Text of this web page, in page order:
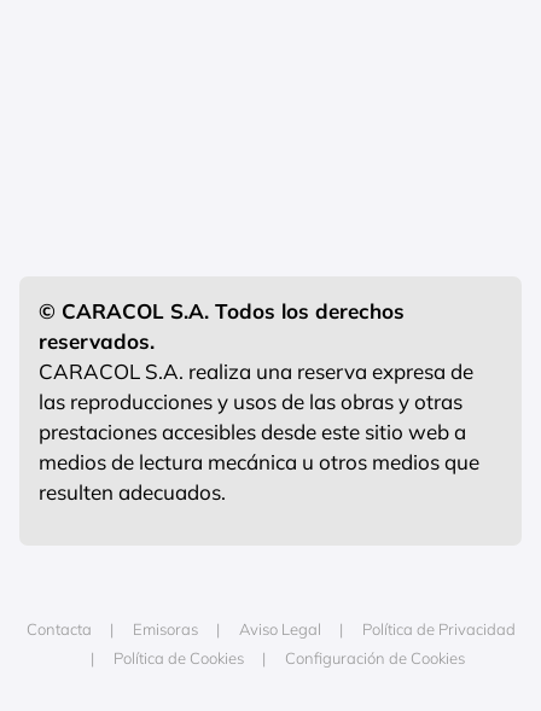
© CARACOL S.A. Todos los derechos
reservados.
CARACOL S.A. realiza una reserva expresa de
las reproducciones y usos de las obras y otras
prestaciones accesibles desde este sitio web a
medios de lectura mecánica u otros medios que
resulten adecuados.
Contacta Emisoras Aviso Legal
Política de Privacidad
Política de Cookies
Configuración de Cookies